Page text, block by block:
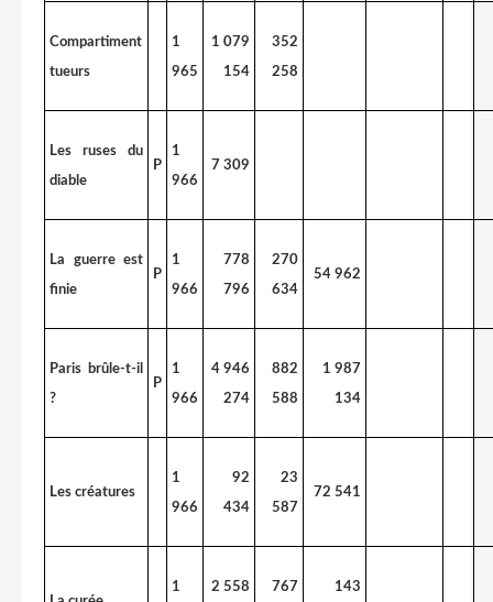
Compartiment
tueurs
1
965
1 079
154
352
258
Les ruses du
diable
P
1
966
7 309
La guerre est
finie
P
1
966
778
796
270
634
54 962
Paris brûle-t-il
?
P
1
966
4 946
274
882
588
1 987
134
Les créatures
1
966
92
434
23
587
72 541
1
2 558
767
143